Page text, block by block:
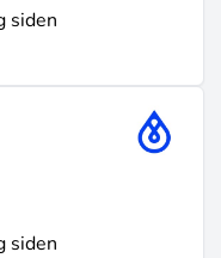
siden
siden